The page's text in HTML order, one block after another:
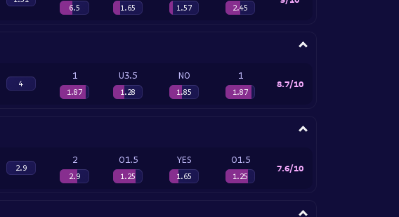
6.5 1.65 1.57 2.45
4
1
1.87
U3.5
1.28
NO
1.85
1
1.87
8.7/10
2.9
2
2.9
O1.5
1.25
YES
1.65
O1.5
1.25
7.6/10